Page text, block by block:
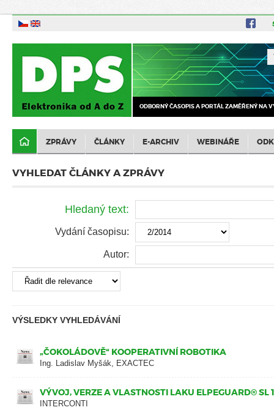
ODBORNÝ ČASOPIS A PORTÁL ZAMĚŘENÝ NA
ZPRÁVY ČLÁNKY E-ARCHIV WEBINÁŘE
VYHLEDAT ČLÁNKY A ZPRÁVY
Hledaný text:
Vydání časopisu:
Autor:
VÝSLEDKY VYHLEDÁVÁNÍ
„ČOKOLÁDOVĚ“ KOOPERATIVNÍ ROBOTIKA
Ing. Ladislav Myšák, EXACTEC
VÝVOJ, VERZE A VLASTNOSTI LAKU ELPEGUARD® SL
INTERCONTI